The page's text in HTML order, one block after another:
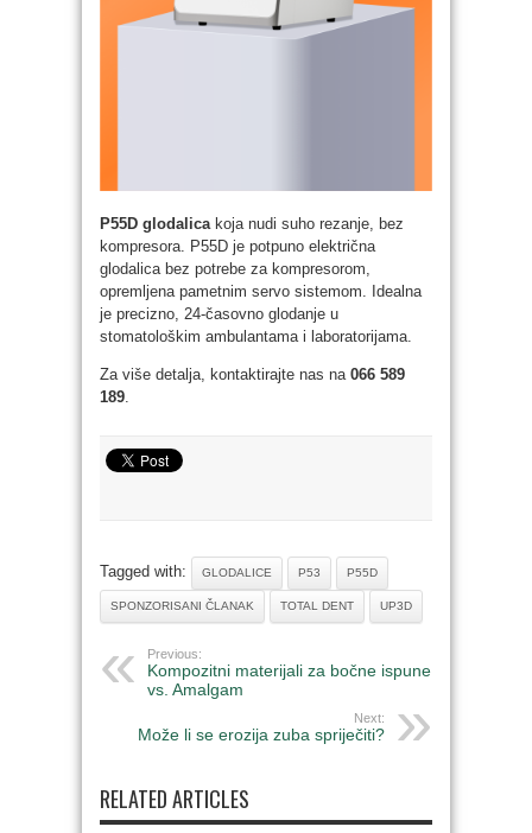
P55D glodalicakoja nudi suho rezanje, bez
kompresora. P55D je potpuno električna
glodalica bez potrebe za kompresorom,
opremljena pametnim servo sistemom. Idealna
je precizno, 24-časovno glodanje u
stomatološkim ambulantama i laboratorijama.
Za više detalja, kontaktirajte nas na 066 589
189.
Tagged with: GLODALICE P53 P55D
SPONZORISANI ČLANAK TOTAL DENT UP3D
Previous:
Kompozitni materijali za bočne ispune
vs. Amalgam
Next:
Može li se erozija zuba spriječiti?
RELATED ARTICLES